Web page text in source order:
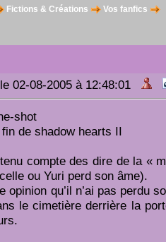
Fictions & Créations
Vos fanfics
02-08-2005 à 12:48:01
shot
fin de shadow hearts II
compte des dire de la «
ou Yuri perd son âme).
opinion qu’il n’ai pas perdu
le cimetière derrière la